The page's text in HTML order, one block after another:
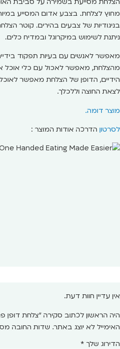
מחוץ לצלחת. בצבע אדום המסייע
ניתנת לשימוש במיקרוגל ובמדיח כלים.
מאפשר לאנשים עם בעיות תפקוד
מהצלחת, מאפשר לאכול עם כלי אוכל
הידיים, הדופן של הצלחת מאפשר
לצאת החוצה וללכלך.
מוצר דומה.
לסרטון הדרכה אודות המוצר :
אין עדיין חוות דעת.
היה הראשון לכתוב סקירה “צלחת דופן
האימייל לא יוצג באתר. שדות החובה
הדירוג שלך *